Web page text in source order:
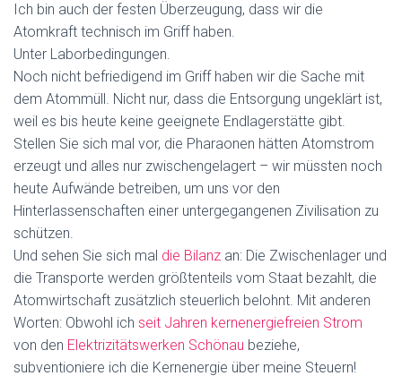
Ich bin auch der festen Überzeugung, dass wir die
Atomkraft technisch im Griff haben.
Unter Laborbedingungen.
Noch nicht befriedigend im Griff haben wir die Sache mit
dem Atommüll. Nicht nur, dass die Entsorgung ungeklärt ist,
weil es bis heute keine geeignete Endlagerstätte gibt.
Stellen Sie sich mal vor, die Pharaonen hätten Atomstrom
erzeugt und alles nur zwischengelagert – wir müssten noch
heute Aufwände betreiben, um uns vor den
Hinterlassenschaften einer untergegangenen Zivilisation zu
schützen.
Und sehen Sie sich mal die Bilanz an: Die Zwischenlager und
die Transporte werden größtenteils vom Staat bezahlt, die
Atomwirtschaft zusätzlich steuerlich belohnt. Mit anderen
Worten: Obwohl ich seit Jahren kernenergiefreien Strom
von den Elektrizitätswerken Schönau beziehe,
subventioniere ich die Kernenergie über meine Steuern!